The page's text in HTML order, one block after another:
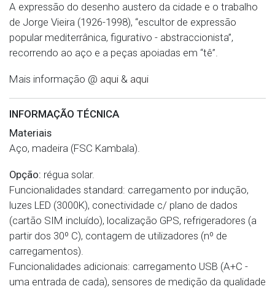
A expressão do desenho austero da cidade e o trabalho
de Jorge Vieira (1926-1998), “escultor de expressão
popular mediterrânica, figurativo - abstraccionista”,
recorrendo ao aço e a peças apoiadas em “tê”.
Mais informação @ aqui & aqui
INFORMAÇÃO TÉCNICA
Materiais
Aço, madeira (FSC Kambala).
Opção: régua solar.
Funcionalidades standard: carregamento por indução,
luzes LED (3000K), conectividade c/ plano de dados
(cartão SIM incluído), localização GPS, refrigeradores (a
partir dos 30º C), contagem de utilizadores (nº de
carregamentos).
Funcionalidades adicionais: carregamento USB (A+C -
uma entrada de cada), sensores de medição da qualidade